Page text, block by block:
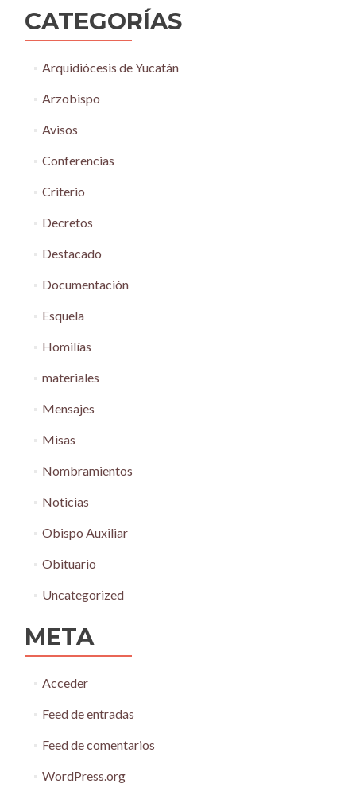
CATEGORÍAS
Arquidiócesis de Yucatán
Arzobispo
Avisos
Conferencias
Criterio
Decretos
Destacado
Documentación
Esquela
Homilías
materiales
Mensajes
Misas
Nombramientos
Noticias
Obispo Auxiliar
Obituario
Uncategorized
META
Acceder
Feed de entradas
Feed de comentarios
WordPress.org